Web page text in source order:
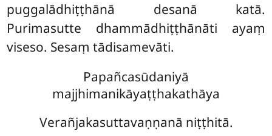
puggalādhiṭṭhānā desanā katā.
Purimasutte dhammādhiṭṭhānāti ayaṃ
viseso. Sesaṃ tādisamevāti.
Papañcasūdaniyā
majjhimanikāyaṭṭhakathāya
Verañjakasuttavaṇṇanā niṭṭhitā.